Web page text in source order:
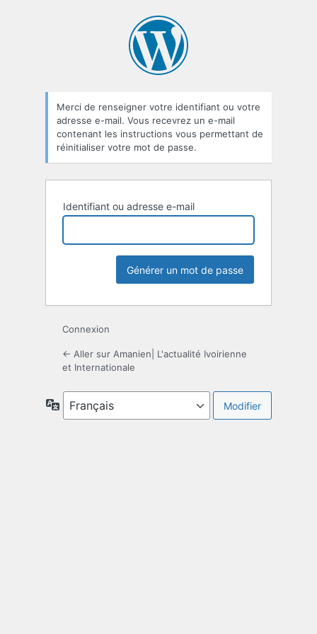
oublié
Merci de renseigner votre identifiant ou votre
adresse e-mail. Vous recevrez un e-mail
contenant les instructions vous permettant de
réinitialiser votre mot de passe.
Identifiant ou adresse e-mail
Connexion
← Aller sur Amanien| L'actualité Ivoirienne
et Internationale
Langue